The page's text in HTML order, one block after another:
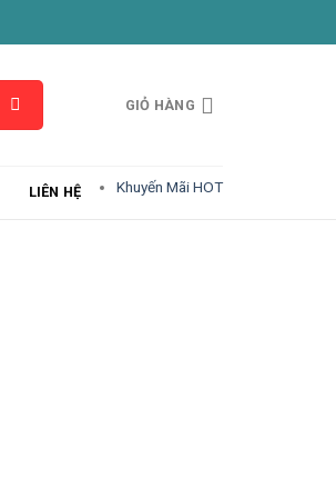
GIỎ HÀNG
LIÊN HỆ Khuyến Mãi HOT